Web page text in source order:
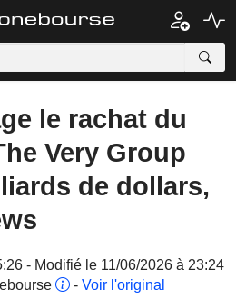
le rachat du
Very Group
de dollars,
- Modifié le 11/06/2026 à 23:24
- Voir l'original